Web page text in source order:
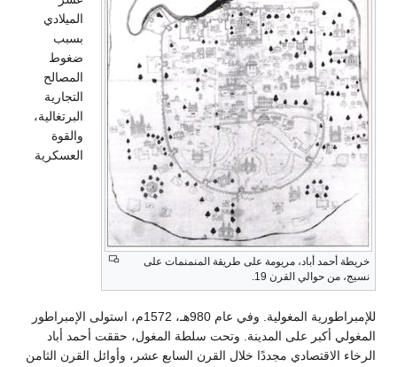
الميلادي
بسبب
ضغوط
المصالح
التجارية
البرتغالية،
والقوة
العسكرية
وفي عام 980هـ، 1572م، استولى الإمبراطور
أحمد أباد
القرن الثامن